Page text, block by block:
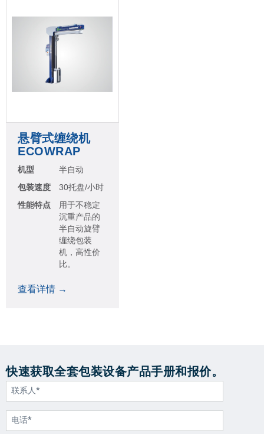
悬臂式缠绕机
ECOWRAP
机型
半自动
包装速度
30托盘/小时
性能特点
用于不稳定
沉重产品的
半自动旋臂
缠绕包装
机，高性价
比。
查看详情 →
快速获取全套包装设备产品手册和报价。